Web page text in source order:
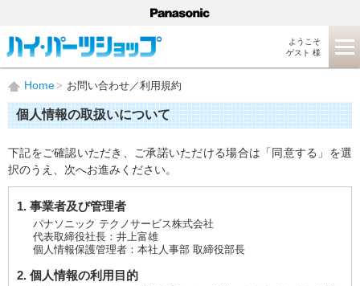
ようこそ
ゲスト 様
Home お問い合わせ／利用規約
個人情報の取扱いについて
下記をご確認いただき、ご承諾いただける場合は「同意する」を選
択のうえ、次へお進みください。
1. 事業者及び管理者
パナソニック テクノサービス株式会社
代表取締役社長：井上富雄
個人情報保護管理者：本社人事部 取締役部長
2. 個人情報の利用目的